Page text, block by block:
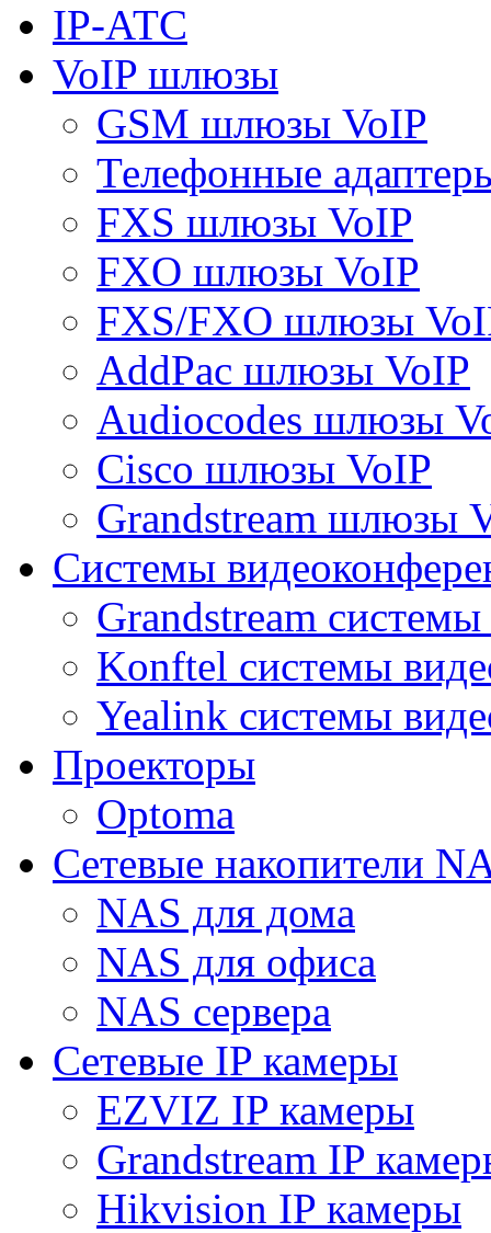
IP-АТС
VoIP шлюзы
GSM шлюзы VoIP
Телефонные
FXS шлюзы VoIP
FXO шлюзы VoIP
FXS/FXO шлюзы
AddPac шлюзы VoIP
Audiocodes шлюзы
Cisco шлюзы VoIP
Grandstream шлюзы
Системы
Grandstream
Konftel системы
Yealink системы
Проекторы
Optoma
Сетевые накопители
NAS для дома
NAS для офиса
NAS сервера
Сетевые IP камеры
EZVIZ IP камеры
Grandstream IP
Hikvision IP камеры